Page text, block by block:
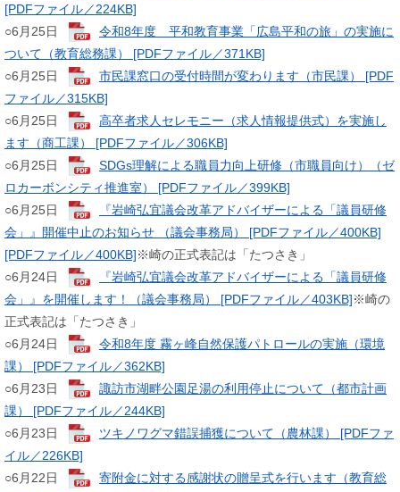
[PDFファイル／224KB]
​​​○6月25日
令和8年度 平和教育事業「広島平和の旅」の実施に
ついて（教育総務課） [PDFファイル／371KB]
​​​○6月25日
市民課窓口の受付時間が変わります（市民課） [PDF
ファイル／315KB]
​​○6月25日
高卒者求人セレモニー（求人情報提供式）を実施し
ます（商工課） [PDFファイル／306KB]
​​​○6月25日
SDGs理解による職員力向上研修（市職員向け）（ゼ
ロカーボンシティ推進室） [PDFファイル／399KB]
​​​○6月25日
『岩崎弘宜議会改革アドバイザーによる「議員研修
会」』開催中止のお知らせ （議会事務局） [PDFファイル／400KB]
[PDFファイル／400KB]※崎の正式表記は「たつさき」​
○6月24日
『岩崎弘宜議会改革アドバイザーによる「議員研修
会」』を開催します！（議会事務局） [PDFファイル／403KB]※崎の
正式表記は「たつさき」
​○6月24日
令和8年度 霧ヶ峰自然保護パトロールの実施（環境
課） [PDFファイル／362KB]
​○6月23日
諏訪市湖畔公園足湯の利用停止について（都市計画
課） [PDFファイル／244KB]
○6月23日
ツキノワグマ錯誤捕獲について（農林課） [PDFファ
イル／226KB]
​○6月22日
寄附金に対する感謝状の贈呈式を行います（教育総